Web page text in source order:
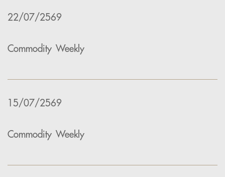
22/07/2569
Commodity Weekly
15/07/2569
Commodity Weekly